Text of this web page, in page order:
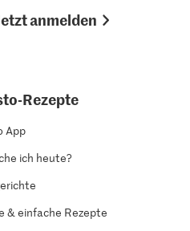
anmelden
Rezepte
App
ich heute?
& einfache Rezepte